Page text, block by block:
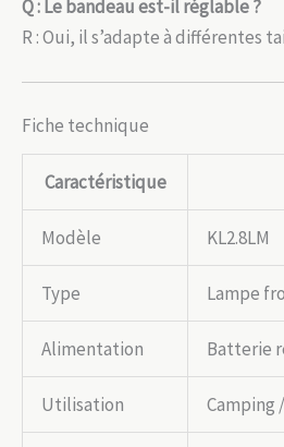
Q : Le bandeau est-il réglable ?
R : Oui, il s’adapte à différentes
Fiche technique
Caractéristique
Modèle KL2.8LM
Type Lampe
Alimentation Batterie
Utilisation Camping